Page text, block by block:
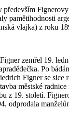
pamětihodnosti
vlajka) z roku
zemřel 19.
Po
Figner se
městské
z 19. století.
odprodala